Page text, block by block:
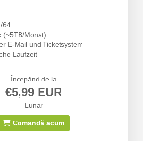
64
(~5TB/Monat)
E-Mail und Ticketsystem
Laufzeit
Începănd de la
€5,99 EUR
Lunar
Comandă acum